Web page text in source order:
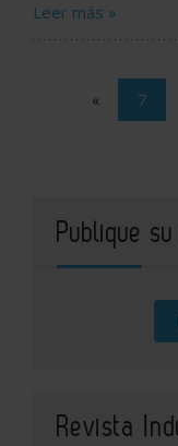
Leer más »
« 7
Publique
Revista